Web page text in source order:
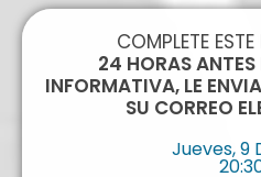
COMPLETE
24 HORAS ANTES
INFORMATIVA, LE
SU CORREO
Jueves, 9